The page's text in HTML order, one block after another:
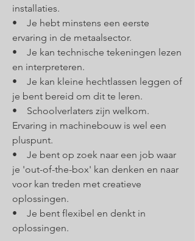
installaties.
• Je hebt minstens een eerste
ervaring in de metaalsector.
• Je kan technische tekeningen lezen
en interpreteren.
• Je kan kleine hechtlassen leggen of
je bent bereid om dit te leren.
• Schoolverlaters zijn welkom.
Ervaring in machinebouw is wel een
pluspunt.
• Je bent op zoek naar een job waar
je 'out-of-the-box' kan denken en naar
voor kan treden met creatieve
oplossingen.
• Je bent flexibel en denkt in
oplossingen.